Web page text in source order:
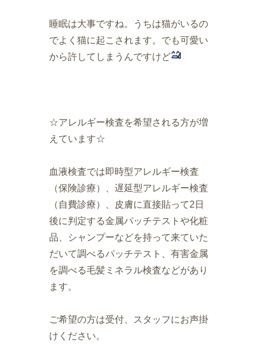
睡眠は大事ですね。うちは猫がいるの
でよく猫に起こされます。でも可愛い
から許してしまうんですけど
☆アレルギー検査を希望される方が増
えています☆
血液検査では即時型アレルギー検査
（保険診療）、遅延型アレルギー検査
（自費診療）、皮膚に直接貼って2日
後に判定する金属パッチテストや化粧
品、シャンプーなどを持って来ていた
だいて調べるパッチテスト、有害金属
を調べる毛髪ミネラル検査などがあり
ます。
ご希望の方は受付、スタッフにお声掛
けください。